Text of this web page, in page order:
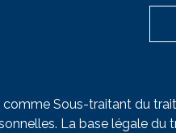
comme Sous-traitant du
La base légale du